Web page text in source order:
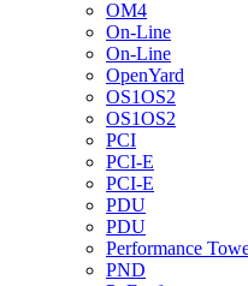
OM4
On-Line
On-Line
OpenYard
OS1OS2
OS1OS2
PCI
PCI-E
PCI-E
PDU
PDU
Performance
PND